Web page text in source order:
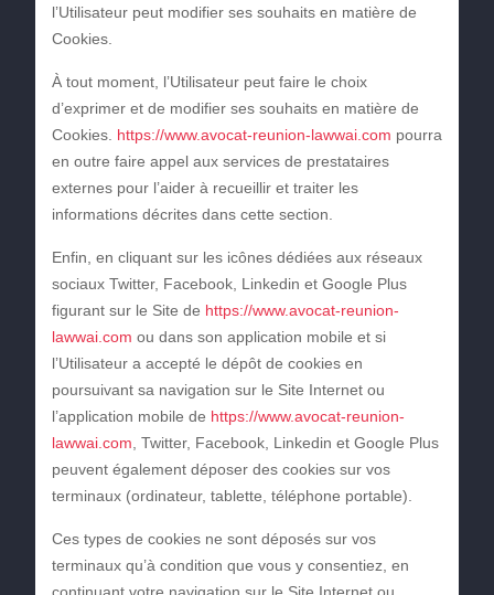
l’Utilisateur peut modifier ses souhaits en matière de
Cookies.
À tout moment, l’Utilisateur peut faire le choix
d’exprimer et de modifier ses souhaits en matière de
Cookies. https://www.avocat-reunion-lawwai.com pourra
en outre faire appel aux services de prestataires
externes pour l’aider à recueillir et traiter les
informations décrites dans cette section.
Enfin, en cliquant sur les icônes dédiées aux réseaux
sociaux Twitter, Facebook, Linkedin et Google Plus
figurant sur le Site de https://www.avocat-reunion-
lawwai.com ou dans son application mobile et si
l’Utilisateur a accepté le dépôt de cookies en
poursuivant sa navigation sur le Site Internet ou
l’application mobile de https://www.avocat-reunion-
lawwai.com , Twitter, Facebook, Linkedin et Google Plus
peuvent également déposer des cookies sur vos
terminaux (ordinateur, tablette, téléphone portable).
Ces types de cookies ne sont déposés sur vos
terminaux qu’à condition que vous y consentiez, en